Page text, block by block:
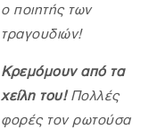
ο ποιητής των
τραγουδιών!
Κρεμόμουν από τα
χείλη του!Πολλές
φορές τον ρωτούσα